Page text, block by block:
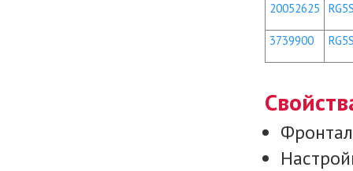
20052625
3739900